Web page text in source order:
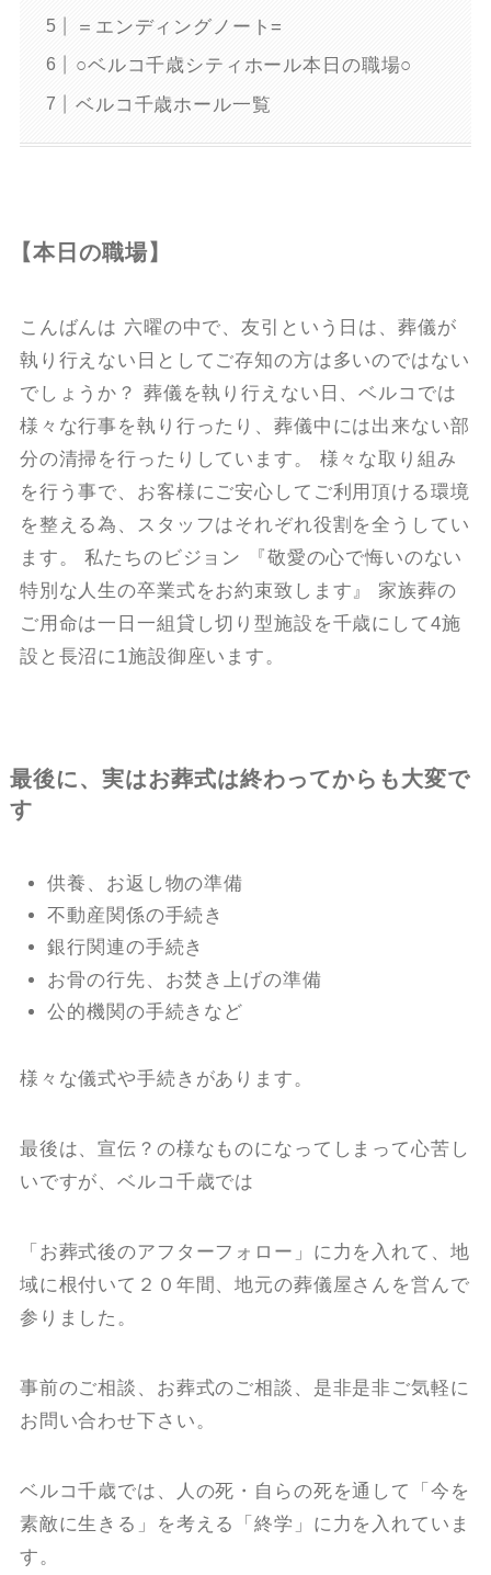
＝エンディングノート=
○ベルコ千歳シティホール本日の職場○
ベルコ千歳ホール一覧
【本日の職場】
こんばんは 六曜の中で、友引という日は、葬儀が
執り行えない日としてご存知の方は多いのではない
でしょうか？ 葬儀を執り行えない日、ベルコでは
様々な行事を執り行ったり、葬儀中には出来ない部
分の清掃を行ったりしています。 様々な取り組み
を行う事で、お客様にご安心してご利用頂ける環境
を整える為、スタッフはそれぞれ役割を全うしてい
ます。 私たちのビジョン 『敬愛の心で悔いのない
特別な人生の卒業式をお約束致します』 家族葬の
ご用命は一日一組貸し切り型施設を千歳にして4施
設と長沼に1施設御座います。
最後に、実はお葬式は終わってからも大変で
す
供養、お返し物の準備
不動産関係の手続き
銀行関連の手続き
お骨の行先、お焚き上げの準備
公的機関の手続きなど
様々な儀式や手続きがあります。
最後は、宣伝？の様なものになってしまって心苦し
いですが、ベルコ千歳では
「お葬式後のアフターフォロー」に力を入れて、地
域に根付いて２０年間、地元の葬儀屋さんを営んで
参りました。
事前のご相談、お葬式のご相談、是非是非ご気軽に
お問い合わせ下さい。
ベルコ千歳では、人の死・自らの死を通して「今を
素敵に生きる」を考える「終学」に力を入れていま
す。